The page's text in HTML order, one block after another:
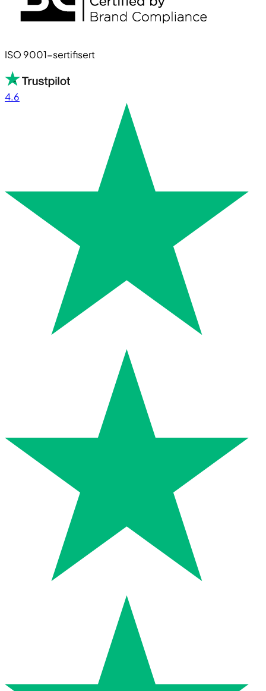
ISO 9001-sertifisert
4.6